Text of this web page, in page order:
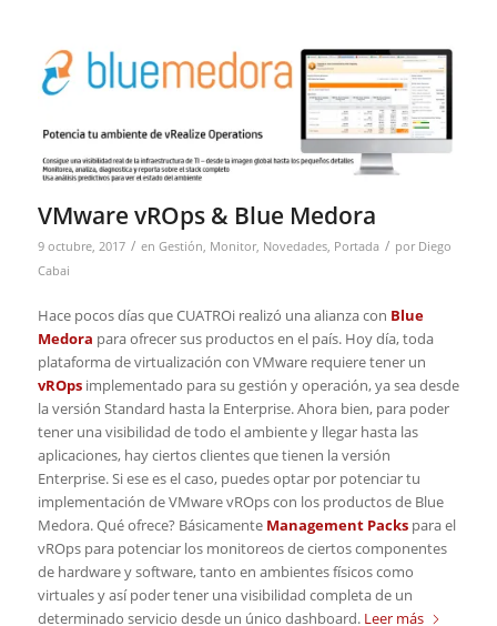
VMware vROps & Blue Medora
9 octubre, 2017 / en Gestión, Monitor, Novedades, Portada / por Diego
Cabai
Hace pocos dí­as que CUATROi realizó una alianza con Blue
Medora para ofrecer sus productos en el paí­s. Hoy dí­a, toda
plataforma de virtualización con VMware requiere tener un
vROpsimplementado para su gestión y operación, ya sea desde
la versión Standard hasta la Enterprise. Ahora bien, para poder
tener una visibilidad de todo el ambiente y llegar hasta las
aplicaciones, hay ciertos clientes que tienen la versión
Enterprise. Si ese es el caso, puedes optar por potenciar tu
implementación de VMware vROps con los productos de Blue
Medora. Qué ofrece? Básicamente Management Packspara el
vROps para potenciar los monitoreos de ciertos componentes
de hardware y software, tanto en ambientes fí­sicos como
virtuales y así­ poder tener una visibilidad completa de un
determinado servicio desde un único dashboard. Leer más